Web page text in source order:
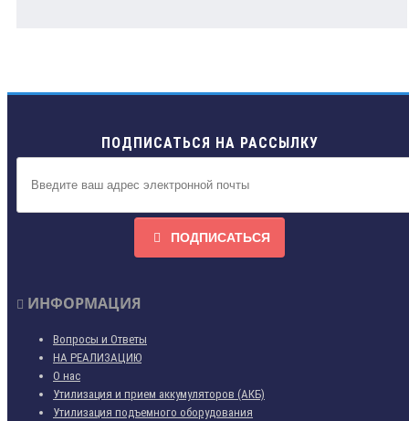
ПОДПИСАТЬСЯ НА РАССЫЛКУ
ПОДПИСАТЬСЯ
ИНФОРМАЦИЯ
Вопросы и Ответы
НА РЕАЛИЗАЦИЮ
О нас
Утилизация и прием аккумуляторов (АКБ)
Утилизация подъемного оборудования